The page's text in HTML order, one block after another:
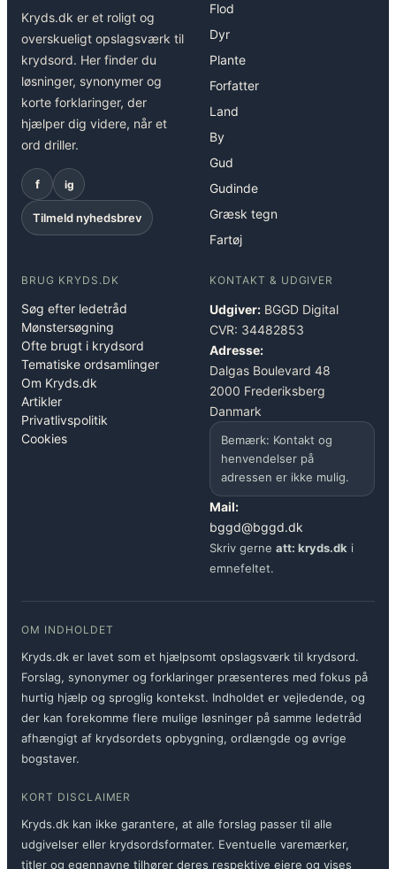
Kryds.dk er et roligt og
overskueligt opslagsværk til
krydsord. Her finder du
løsninger, synonymer og
korte forklaringer, der
hjælper dig videre, når et
ord driller.
f ig
Tilmeld nyhedsbrev
Flod
Dyr
Plante
Forfatter
Land
By
Gud
Gudinde
Græsk tegn
Fartøj
BRUG KRYDS.DK
Søg efter ledetråd
Mønstersøgning
Ofte brugt i krydsord
Tematiske ordsamlinger
Om Kryds.dk
Artikler
Privatlivspolitik
Cookies
KONTAKT & UDGIVER
Udgiver: BGGD Digital
CVR: 34482853
Adresse:
Dalgas Boulevard 48
2000 Frederiksberg
Danmark
Bemærk: Kontakt og
henvendelser på
adressen er ikke mulig.
Mail:
bggd@bggd.dk
Skriv gerne att: kryds.dk i
emnefeltet.
OM INDHOLDET
Kryds.dk er lavet som et hjælpsomt opslagsværk til krydsord.
Forslag, synonymer og forklaringer præsenteres med fokus på
hurtig hjælp og sproglig kontekst. Indholdet er vejledende, og
der kan forekomme flere mulige løsninger på samme ledetråd
afhængigt af krydsordets opbygning, ordlængde og øvrige
bogstaver.
KORT DISCLAIMER
Kryds.dk kan ikke garantere, at alle forslag passer til alle
udgivelser eller krydsordsformater. Eventuelle varemærker,
titler og egennavne tilhører deres respektive ejere og vises